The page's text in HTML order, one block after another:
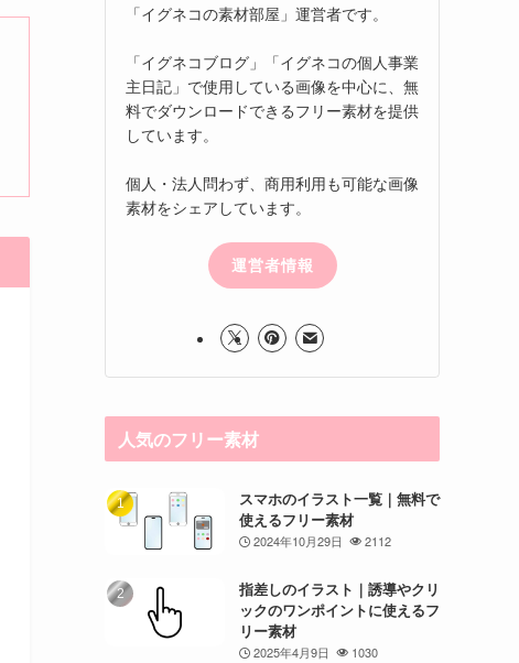
「イグネコの素材部屋」運営者です。
「イグネコブログ」「イグネコの個人事業
主日記」で使用している画像を中心に、無
料でダウンロードできるフリー素材を提供
しています。
個人・法人問わず、商用利用も可能な画像
素材をシェアしています。
運営者情報
人気のフリー素材
スマホのイラスト一覧｜無料で
使えるフリー素材
2024年10月29日 2112
指差しのイラスト｜誘導やクリ
ックのワンポイントに使えるフ
リー素材
2025年4月9日 1030